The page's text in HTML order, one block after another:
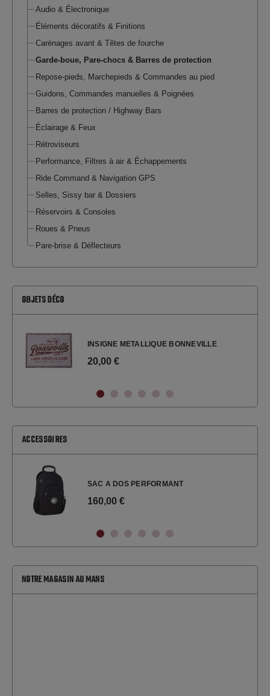
Audio & Électronique
Éléments décoratifs & Finitions
Carénages avant & Têtes de fourche
Garde-boue, Pare-chocs & Barres de protection
Repose-pieds, Marchepieds & Commandes au pied
Guidons, Commandes manuelles & Poignées
Barres de protection / Highway Bars
Éclairage & Feux
Rétroviseurs
Performance, Filtres à air & Échappements
Ride Command & Navigation GPS
Selles, Sissy bar & Dossiers
Réservoirs & Consoles
Roues & Pneus
Pare-brise & Déflecteurs
OBJETS DÉCO
INSIGNE METALLIQUE BONNEVILLE
20,00 €
ACCESSOIRES
SAC A DOS PERFORMANT
160,00 €
NOTRE MAGASIN AU MANS